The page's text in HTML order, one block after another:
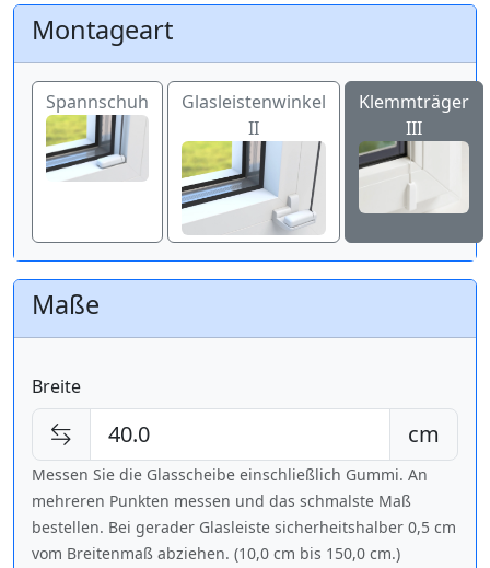
Montageart
Spannschuh
Glasleistenwinkel
II
Klemmträger
III
Maße
Breite
cm
Messen Sie die Glasscheibe einschließlich Gummi. An
mehreren Punkten messen und das schmalste Maß
bestellen. Bei gerader Glasleiste sicherheitshalber 0,5 cm
vom Breitenmaß abziehen. (10,0 cm bis 150,0 cm.)